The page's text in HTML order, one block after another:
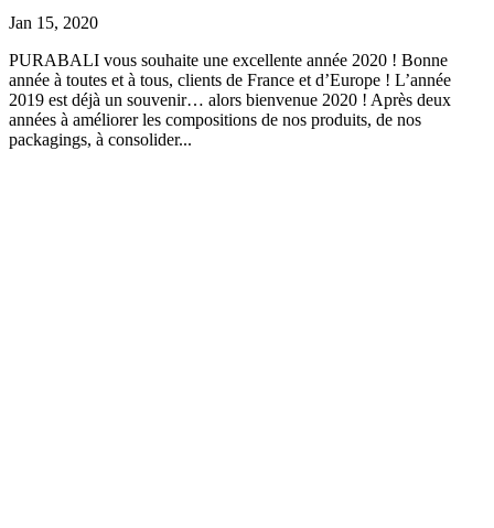
Jan 15, 2020
PURABALI vous souhaite une excellente année 2020 ! Bonne
année à toutes et à tous, clients de France et d’Europe ! L’année
2019 est déjà un souvenir… alors bienvenue 2020 ! Après deux
années à améliorer les compositions de nos produits, de nos
packagings, à consolider...